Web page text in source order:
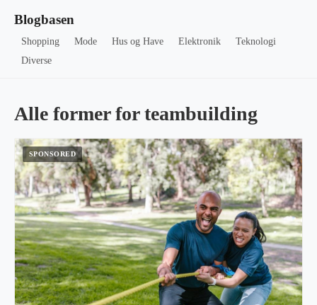
Blogbasen
Shopping Mode Hus og Have Elektronik
Teknologi
Diverse
Alle former for teambuilding